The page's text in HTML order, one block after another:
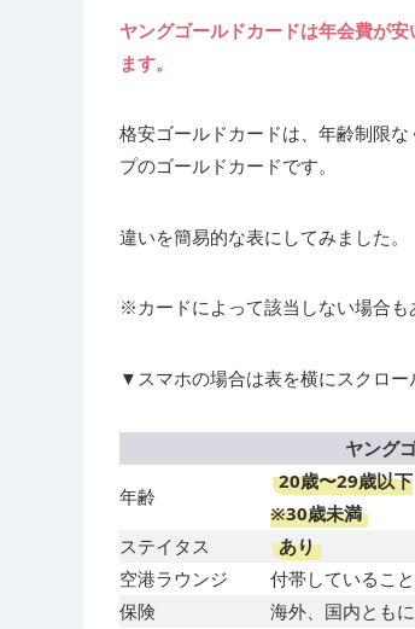
ヤングゴールドカードは年会費が
ます。
格安ゴールドカードは、年齢制限
プのゴールドカードです。
違いを簡易的な表にしてみました。
※カードによって該当しない場合も
▼スマホの場合は表を横にスクロー
ヤング
年齢
20歳〜29歳以下
※30歳未満
ステイタス あり
空港ラウンジ
付帯しているこ
保険
海外、国内とも